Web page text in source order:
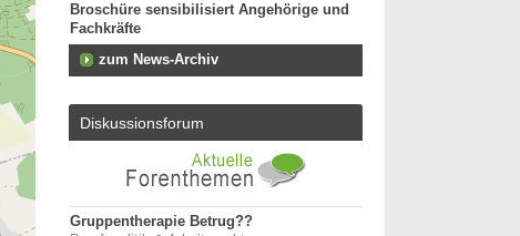
Broschüre sensibilisiert Angehörige und
Fachkräfte
zum News-Archiv
Diskussionsforum
Gruppentherapie Betrug??